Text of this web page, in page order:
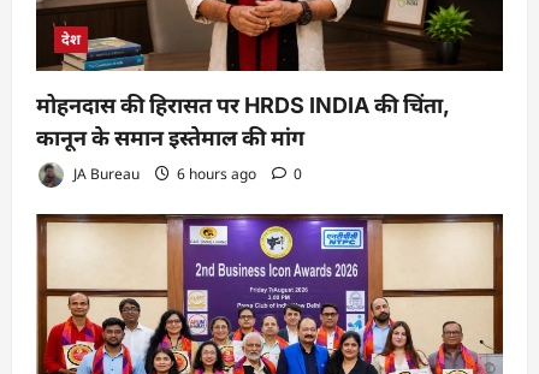
देश
मोहनदास की हिरासत पर HRDS INDIA की चिंता,
कानून के समान इस्तेमाल की मांग
JA Bureau 6 hours ago 0